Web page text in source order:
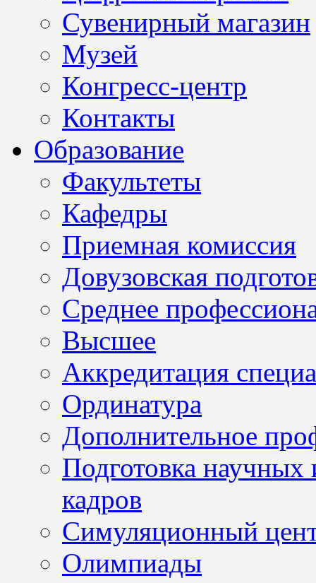
Сувенирный магазин
Музей
Конгресс-центр
Контакты
Образование
Факультеты
Кафедры
Приемная комиссия
Довузовская
Среднее
Высшее
Аккредитация
Ординатура
Дополнительное
Подготовка научных
кадров
Симуляционный
Олимпиады